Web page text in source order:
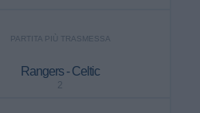
PARTITA PIÙ TRASMESSA
Rangers - Celtic
2